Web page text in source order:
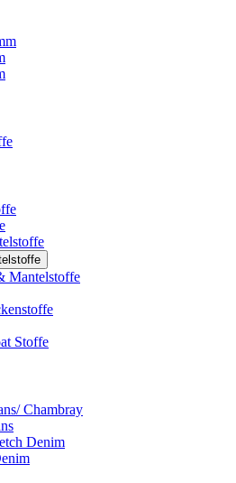
Mantelstoffe
Stoffe
Chambray
Denim